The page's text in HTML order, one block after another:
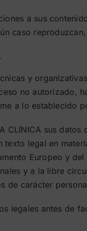
a sus
caso
y
no autorizado,
a lo establecido
CLINICA sus
legal en
Europeo y
y a la libre
de carácter
legales antes de